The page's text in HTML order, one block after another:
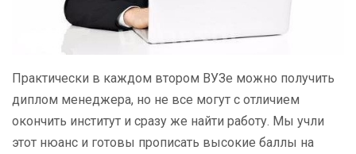
Практически в каждом втором ВУЗе можно получить
диплом менеджера, но не все могут с отличием
окончить институт и сразу же найти работу. Мы учли
этот нюанс и готовы прописать высокие баллы на